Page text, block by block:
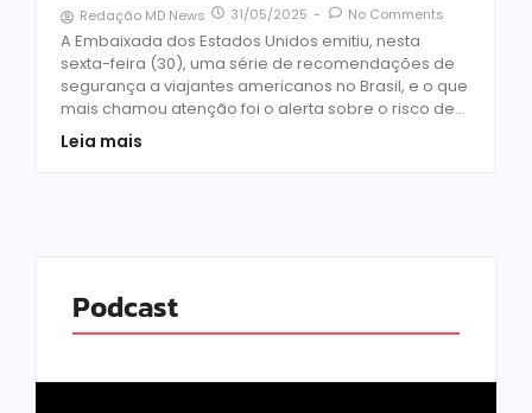
Redação MD News 31/05/2025 - No Comments
A Embaixada dos Estados Unidos emitiu, nesta
sexta-feira (30), uma série de recomendações de
segurança a viajantes americanos no Brasil, e o que
mais chamou atenção foi o alerta sobre o risco de...
Leia mais
Podcast